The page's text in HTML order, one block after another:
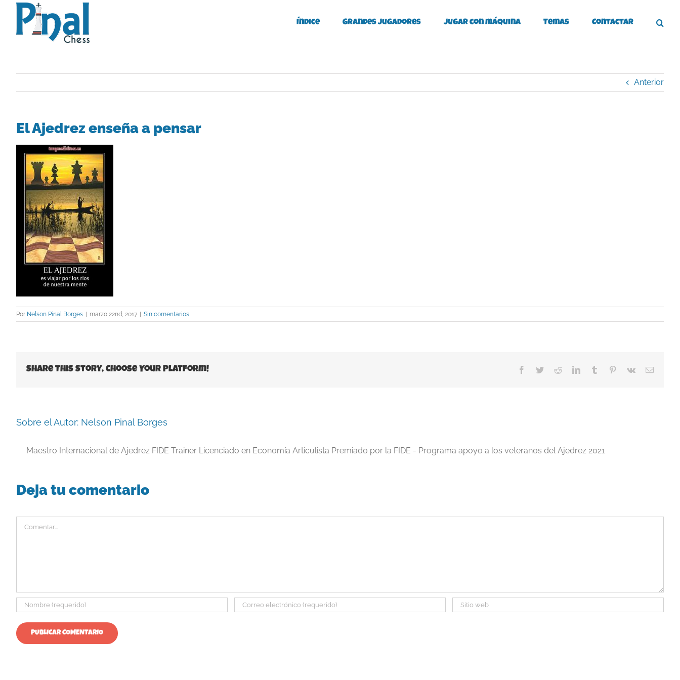
Saltar
contenido
Índice Grandes Jugadores Jugar con máquina Temas Contactar
Anterior
El Ajedrez enseña a pensar
Por Nelson Pinal Borges | marzo 22nd, 2017 | Sin comentarios
Share This Story, Choose Your Platform! Facebook
TwitterRedditLinkedInTumblr Pinterest
Vk
Correo
Sobre el Autor: Nelson Pinal Borges
Maestro Internacional de Ajedrez FIDE Trainer Licenciado en Economía Articulista Premiado por la FIDE - Programa apoyo a los veteranos del Ajedrez 2021
Deja tu comentario